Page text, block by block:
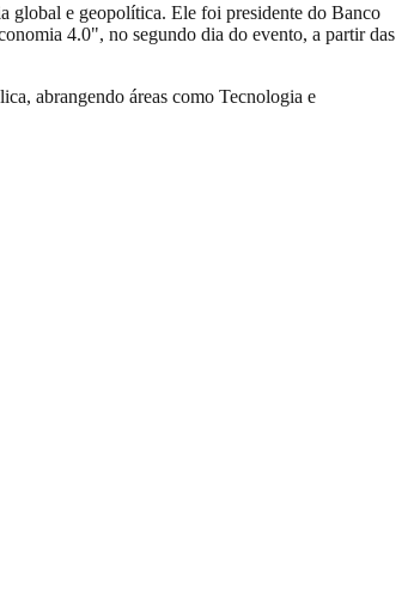
global e geopolítica. Ele foi presidente do Banco
4.0", no segundo dia do evento, a partir das
abrangendo áreas como Tecnologia e